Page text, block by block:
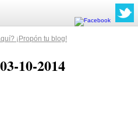
¡Propón tu blog!
10-2014